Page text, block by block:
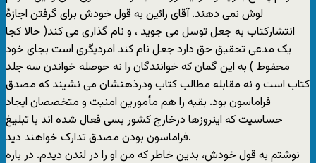
لوش نمی دهند. آقای رائین به قول خودش برای گرفتن اجازۀ
انتشارکتاب به جعل توسل می جوید ، و نام گذاری می کند( حالا کجا
یک مدعی تحقیق حق دارد جعل نام کند امردیگری است بجای خود
محفوط ) به این گمان که خوانندگان را نه حوصله خواندن سه جلد
کتاب است و نه مقابله مطالب کتاب ودرذهنشان می نشیند که مصدق
فراماسون بود. بقیه را هم مأمورین امنیت و متخصصان ایجاد
حساسیت که اینروزها درخارج کشور بسی فعال شده اند با تبلیغ
فراماسون بودن مصدق تدارک خواهند دید.
نوشتم به قول خودش، بدین خاطر که من او را در لندن دیدم. در باره